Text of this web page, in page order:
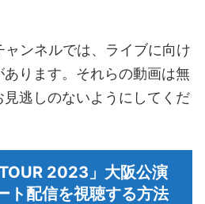
ンネルでは、ライブに向け
ります。それらの動画は無
逃しのないようにしてくだ
2023」大阪公演
ト配信を視聴する方法